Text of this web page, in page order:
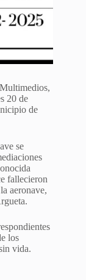
20 de
de
se
fallecieron
aeronave,
los
vida.